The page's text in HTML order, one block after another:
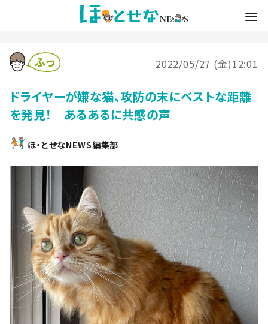
2022/05/27 (金)12:01
ドライヤーが嫌な猫、攻防の末にベストな距離
を発見！ あるあるに共感の声
ほ・とせなNEWS編集部